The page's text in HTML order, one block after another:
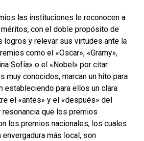
las instituciones le reconocen a
con el doble propósito de
logros y relevar sus virtudes ante la
como el «Oscar», «Gramy»,
Sofía» o el «Nobel» por citar
muy conocidos, marcan un hito para
estableciendo para ellos un clara
el «antes» y el «después» del
resonancia que los premios
los premios nacionales, los cuales
envergadura más local, son